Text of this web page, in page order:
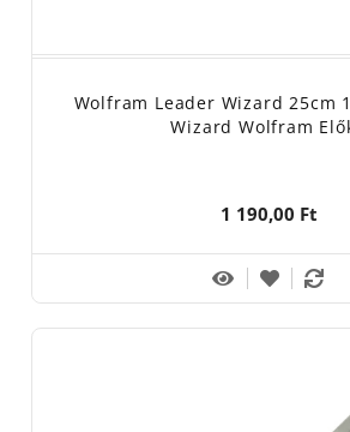
Wolfram Leader Wizard 25cm
Wizard Wolfram
1 190,00 Ft